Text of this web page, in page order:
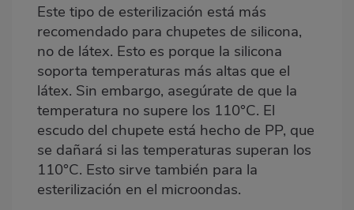
Este tipo de esterilización está más
recomendado para chupetes de silicona,
no de látex. Esto es porque la silicona
soporta temperaturas más altas que el
látex. Sin embargo, asegúrate de que la
temperatura no supere los 110°C. El
escudo del chupete está hecho de PP, que
se dañará si las temperaturas superan los
110°C. Esto sirve también para la
esterilización en el microondas.